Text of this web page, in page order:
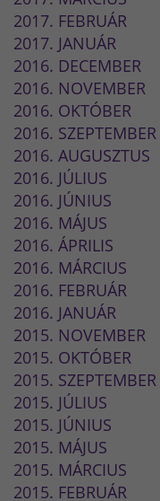
2017. FEBRUÁR
2017. JANUÁR
2016. DECEMBER
2016. NOVEMBER
2016. OKTÓBER
2016. SZEPTEMBER
2016. AUGUSZTUS
2016. JÚLIUS
2016. JÚNIUS
2016. MÁJUS
2016. ÁPRILIS
2016. MÁRCIUS
2016. FEBRUÁR
2016. JANUÁR
2015. NOVEMBER
2015. OKTÓBER
2015. SZEPTEMBER
2015. JÚLIUS
2015. JÚNIUS
2015. MÁJUS
2015. MÁRCIUS
2015. FEBRUÁR